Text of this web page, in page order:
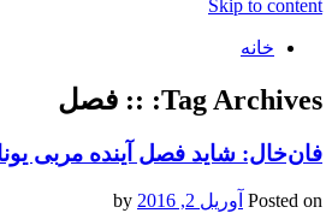
Skip to content
خانه
Tag Archives: :: فصل
فان‌خال: شاید فصل آینده مربی
Posted on آوریل 2, 2016